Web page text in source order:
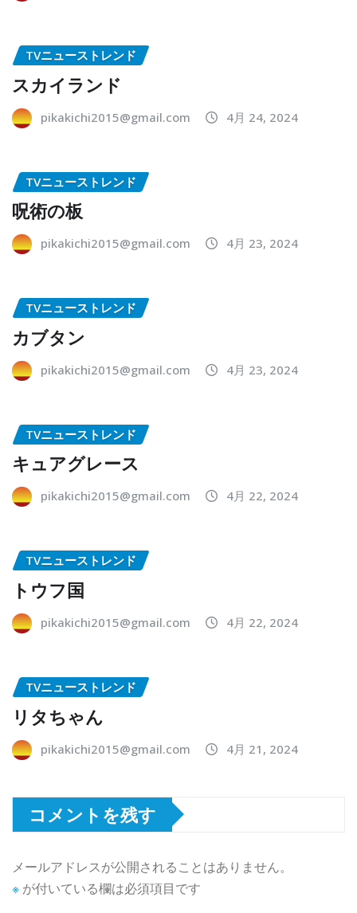
TVニューストレンド
スカイランド
pikakichi2015@gmail.com 4月 24, 2024
TVニューストレンド
呪術の板
pikakichi2015@gmail.com 4月 23, 2024
TVニューストレンド
カブタン
pikakichi2015@gmail.com 4月 23, 2024
TVニューストレンド
キュアグレース
pikakichi2015@gmail.com 4月 22, 2024
TVニューストレンド
トウフ国
pikakichi2015@gmail.com 4月 22, 2024
TVニューストレンド
リタちゃん
pikakichi2015@gmail.com 4月 21, 2024
コメントを残す
メールアドレスが公開されることはありません。
※ が付いている欄は必須項目です